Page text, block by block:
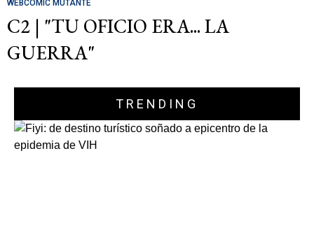
WEBCOMIC MUTANTE
C2 | "TU OFICIO ERA... LA
GUERRA"
TRENDING